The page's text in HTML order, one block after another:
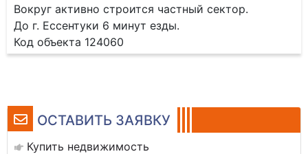
ОСТАВИТЬ ЗАЯВКУ
Купить недвижимость
Вокруг активно строится частный сектор.
До г. Ессентуки 6 минут езды.
Код объекта 124060